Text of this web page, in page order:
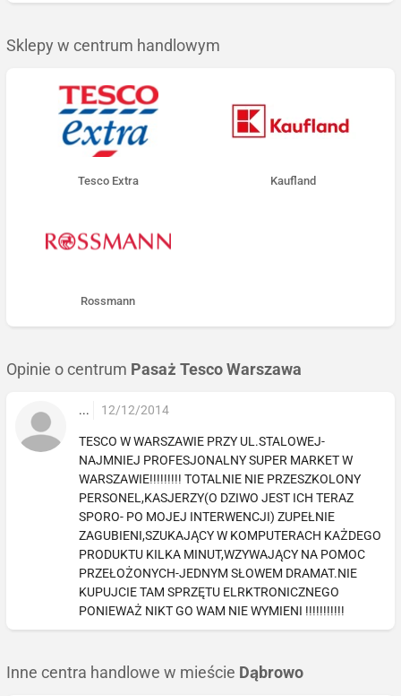
Sklepy w centrum handlowym
Tesco Extra Kaufland
Rossmann
Opinie o centrum Pasaż Tesco Warszawa
... 12/12/2014
TESCO W WARSZAWIE PRZY UL.STALOWEJ-
NAJMNIEJ PROFESJONALNY SUPER MARKET W
WARSZAWIE!!!!!!!!! TOTALNIE NIE PRZESZKOLONY
PERSONEL,KASJERZY(O DZIWO JEST ICH TERAZ
SPORO- PO MOJEJ INTERWENCJI) ZUPEŁNIE
ZAGUBIENI,SZUKAJĄCY W KOMPUTERACH KAŻDEGO
PRODUKTU KILKA MINUT,WZYWAJĄCY NA POMOC
PRZEŁOŻONYCH-JEDNYM SŁOWEM DRAMAT.NIE
KUPUJCIE TAM SPRZĘTU ELRKTRONICZNEGO
PONIEWAŻ NIKT GO WAM NIE WYMIENI !!!!!!!!!!!
Inne centra handlowe w mieście Dąbrowo